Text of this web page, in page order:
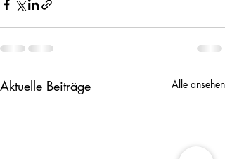
Aktuelle Beiträge Alle ansehen